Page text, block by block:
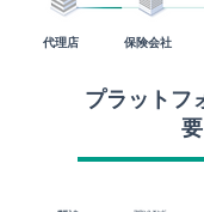
代理店 保険会社
プラットフ
要